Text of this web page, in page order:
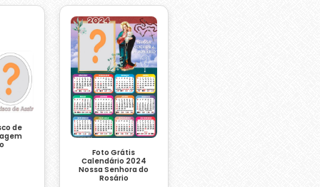
de
Foto Grátis
Calendário 2024
Nossa Senhora do
Rosário